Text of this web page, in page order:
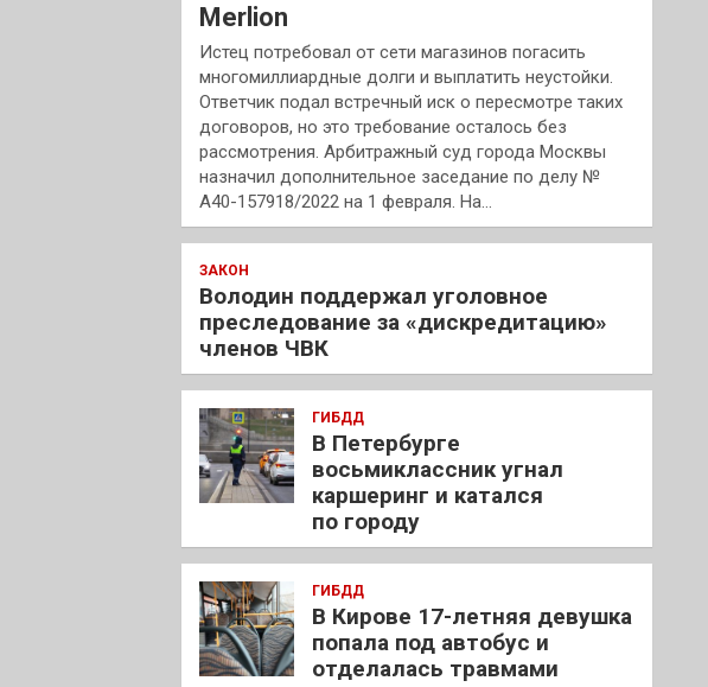
Merlion
Истец потребовал от сети магазинов погасить
многомиллиардные долги и выплатить неустойки.
Ответчик подал встречный иск о пересмотре таких
договоров, но это требование осталось без
рассмотрения. Арбитражный суд города Москвы
назначил дополнительное заседание по делу №
А40-157918/2022 на 1 февраля. На…
ЗАКОН
Володин поддержал уголовное
преследование за «дискредитацию»
членов ЧВК
ГИБДД
В Петербурге
восьмиклассник угнал
каршеринг и катался
по городу
ГИБДД
В Кирове 17-летняя девушка
попала под автобус и
отделалась травмами